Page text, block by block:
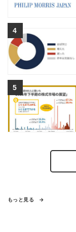
もっと見る